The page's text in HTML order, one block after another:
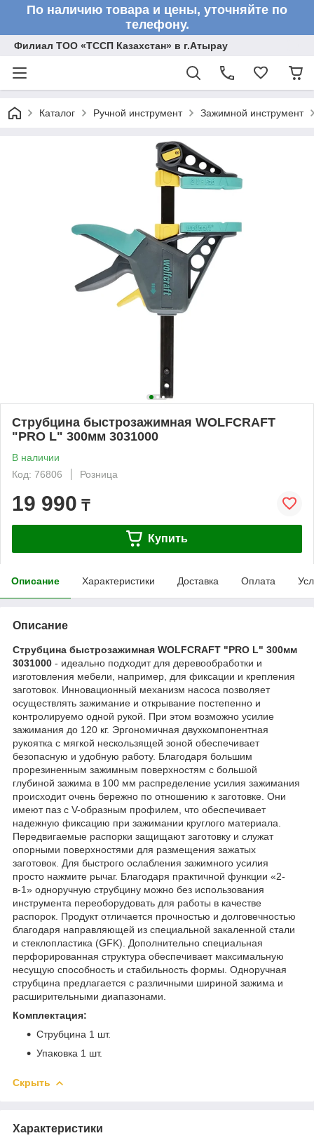
По наличию товара и цены, уточняйте по
телефону.
Филиал ТОО «ТССП Казахстан» в г.Атырау
Каталог Ручной инструмент Зажимной инструмент
Струбцина быстрозажимная WOLFCRAFT
"PRO L" 300мм 3031000
В наличии
Код: 76806
Розница
19 990 ₸
Купить
Описание Характеристики Доставка Оплата
Описание
Струбцина быстрозажимная WOLFCRAFT "PRO L" 300мм
3031000 - идеально подходит для деревообработки и
изготовления мебели, например, для фиксации и крепления
заготовок. Инновационный механизм насоса позволяет
осуществлять зажимание и открывание постепенно и
контролируемо одной рукой. При этом возможно усилие
зажимания до 120 кг. Эргономичная двухкомпонентная
рукоятка с мягкой нескользящей зоной обеспечивает
безопасную и удобную работу. Благодаря большим
прорезиненным зажимным поверхностям с большой
глубиной зажима в 100 мм распределение усилия зажимания
происходит очень бережно по отношению к заготовке. Они
имеют паз с V-образным профилем, что обеспечивает
надежную фиксацию при зажимании круглого материала.
Передвигаемые распорки защищают заготовку и служат
опорными поверхностями для размещения зажатых
заготовок. Для быстрого ослабления зажимного усилия
просто нажмите рычаг. Благодаря практичной функции «2-
в-1» одноручную струбцину можно без использования
инструмента переоборудовать для работы в качестве
распорок. Продукт отличается прочностью и долговечностью
благодаря направляющей из специальной закаленной стали
и стеклопластика (GFK). Дополнительно специальная
перфорированная структура обеспечивает максимальную
несущую способность и стабильность формы. Одноручная
струбцина предлагается с различными шириной зажима и
расширительными диапазонами.
Комплектация:
Струбцина 1 шт.
Упаковка 1 шт.
Скрыть
Характеристики